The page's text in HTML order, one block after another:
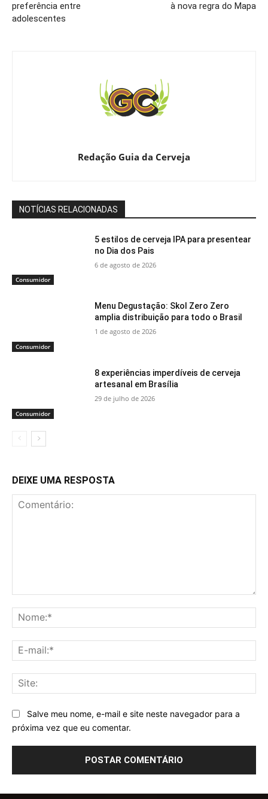
preferência entre
adolescentes
à nova regra do Mapa
Redação Guia da Cerveja
NOTÍCIAS RELACIONADAS
Consumidor
5 estilos de cerveja IPA para presentear
no Dia dos Pais
6 de agosto de 2026
Consumidor
Menu Degustação: Skol Zero Zero
amplia distribuição para todo o Brasil
1 de agosto de 2026
Consumidor
8 experiências imperdíveis de cerveja
artesanal em Brasília
29 de julho de 2026
DEIXE UMA RESPOSTA
Salve meu nome, e-mail e site neste navegador para a
próxima vez que eu comentar.